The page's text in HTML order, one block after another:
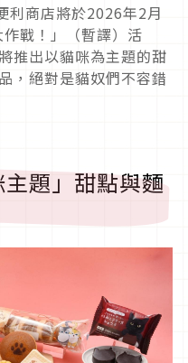
利商店將於2026年2月
戰！」（暫譯）活
推出以貓咪為主題的甜
，絕對是貓奴們不容錯
題」甜點與麵